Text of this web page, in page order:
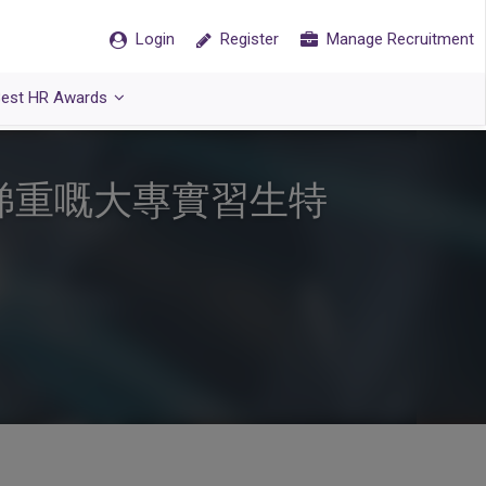
Login Register Manage Recruitment
HR Awards
重嘅大專實習生特